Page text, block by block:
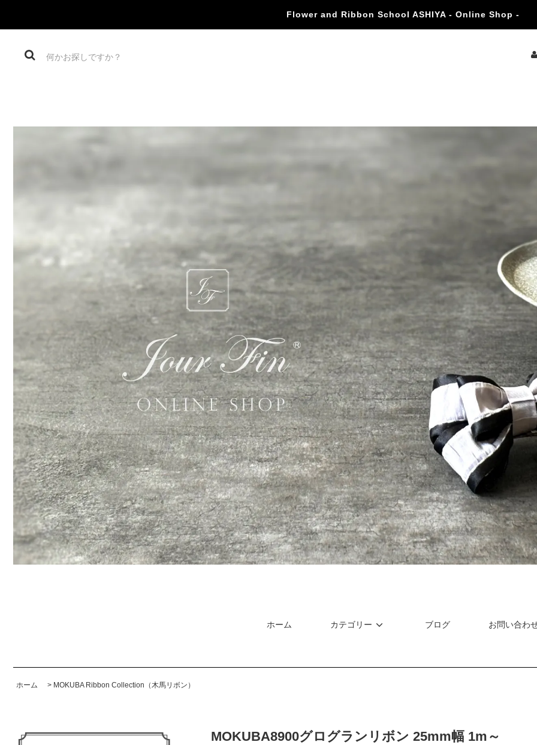
Flower and Ribbon School ASHIYA - Online Shop -
ホーム カテゴリー ブログ お問い合わ
ホーム > MOKUBA Ribbon Collection（木馬リボン）
MOKUBA8900グログランリボン 25mm幅 1m～